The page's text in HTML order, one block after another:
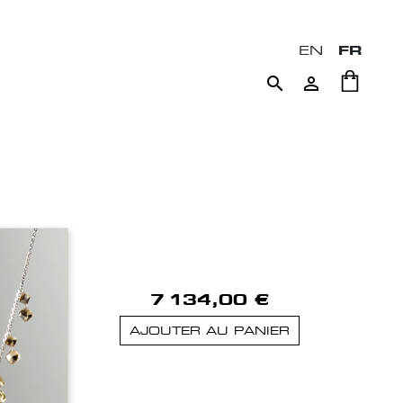
EN FR
 
7 134,00 €
AJOUTER AU PANIER